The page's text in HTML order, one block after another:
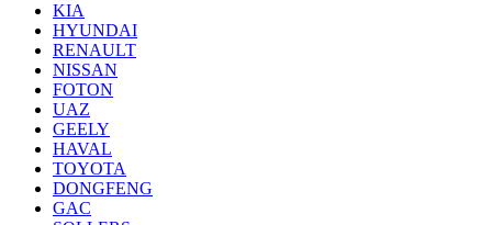
KIA
HYUNDAI
RENAULT
NISSAN
FOTON
UAZ
GEELY
HAVAL
TOYOTA
DONGFENG
GAC